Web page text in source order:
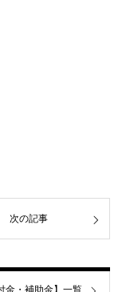
次の記事
金・補助金】一覧